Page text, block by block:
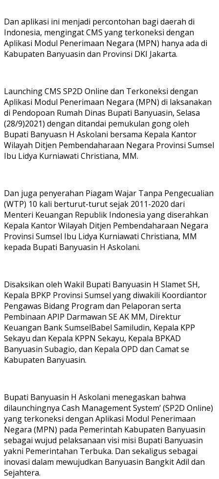
Dan aplikasi ini menjadi percontohan bagi daerah di
Indonesia, mengingat CMS yang terkoneksi dengan
Aplikasi Modul Penerimaan Negara (MPN) hanya ada di
Kabupaten Banyuasin dan Provinsi DKI Jakarta.
Launching CMS SP2D Online dan Terkoneksi dengan
Aplikasi Modul Penerimaan Negara (MPN) di laksanakan
di Pendopoan Rumah Dinas Bupati Banyuasin, Selasa
(28/9)2021) dengan ditandai pemukulan gong oleh
Bupati Banyuasn H Askolani bersama Kepala Kantor
Wilayah Ditjen Pembendaharaan Negara Provinsi Sumsel
Ibu Lidya Kurniawati Christiana, MM.
Dan juga penyerahan Piagam Wajar Tanpa Pengecualian
(WTP) 10 kali berturut-turut sejak 2011-2020 dari
Menteri Keuangan Republik Indonesia yang diserahkan
Kepala Kantor Wilayah Ditjen Pembendaharaan Negara
Provinsi Sumsel Ibu Lidya Kurniawati Christiana, MM
kepada Bupati Banyuasin H Askolani.
Disaksikan oleh Wakil Bupati Banyuasin H Slamet SH,
Kepala BPKP Provinsi Sumsel yang diwakili Koordiantor
Pengawas Bidang Program dan Pelaporan serta
Pembinaan APIP Darmawan SE AK MM, Direktur
Keuangan Bank SumselBabel Samiludin, Kepala KPP
Sekayu dan Kepala KPPN Sekayu, Kepala BPKAD
Banyuasin Subagio, dan Kepala OPD dan Camat se
Kabupaten Banyuasin.
Bupati Banyuasin H Askolani menegaskan bahwa
dilaunchingnya Cash Management System’ (SP2D Online)
yang terkoneksi dengan Aplikasi Modul Penerimaan
Negara (MPN) pada Pemerintah Kabupaten Banyuasin
sebagai wujud pelaksanaan visi misi Bupati Banyuasin
yakni Pemerintahan Terbuka. Dan sekaligus sebagai
inovasi dalam mewujudkan Banyuasin Bangkit Adil dan
Sejahtera.